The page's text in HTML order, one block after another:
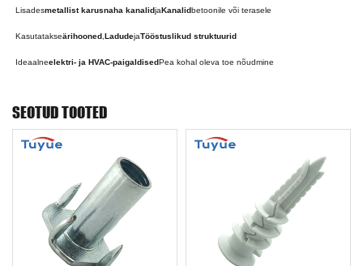
Lisadesmetallist karusnaha kanalidjaKanalidbetoonile või terasele
Kasutatakseärihooned,LadudejaTööstuslikud struktuurid
Ideaalneelektri- ja HVAC-paigaldisedPea kohal oleva toe nõudmine
SEOTUD TOOTED